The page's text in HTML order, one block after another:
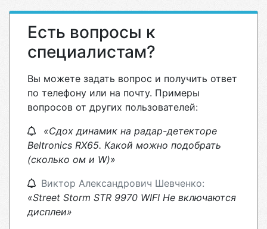
Есть вопросы к
специалистам?
Вы можете задать вопрос и получить ответ
по телефону или на почту. Примеры
вопросов от других пользователей:
«Сдох динамик на радар-детекторе
Beltronics RX65. Какой можно подобрать
(сколько ом и W)»
Виктор Александрович Шевченко:
«Street Storm STR 9970 WIFI Не включаются
дисплеи»